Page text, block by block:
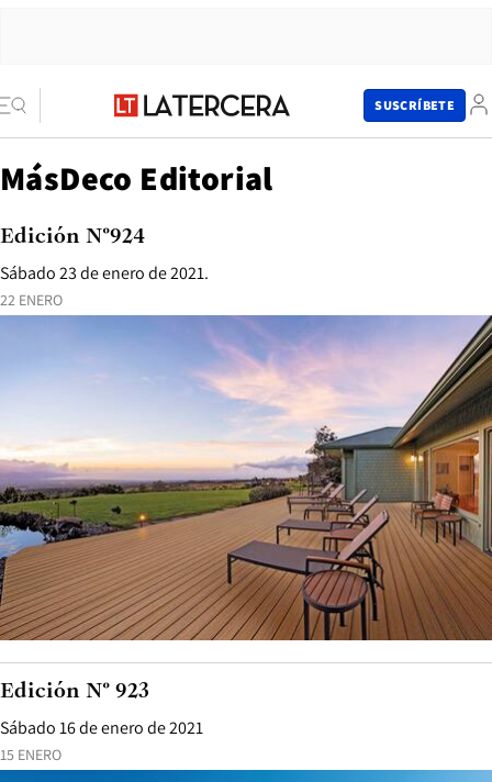
SUSCRÍBETE
MásDeco Editorial
22 ENERO
Sábado 23 de enero de 2021.
Edición N°924
15 ENERO
Sábado 16 de enero de 2021
Edición N° 923